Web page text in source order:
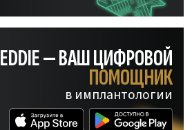
EDDIE — ВАШ ЦИФРОВОЙ
ПОМОЩНИК
в имплантологии